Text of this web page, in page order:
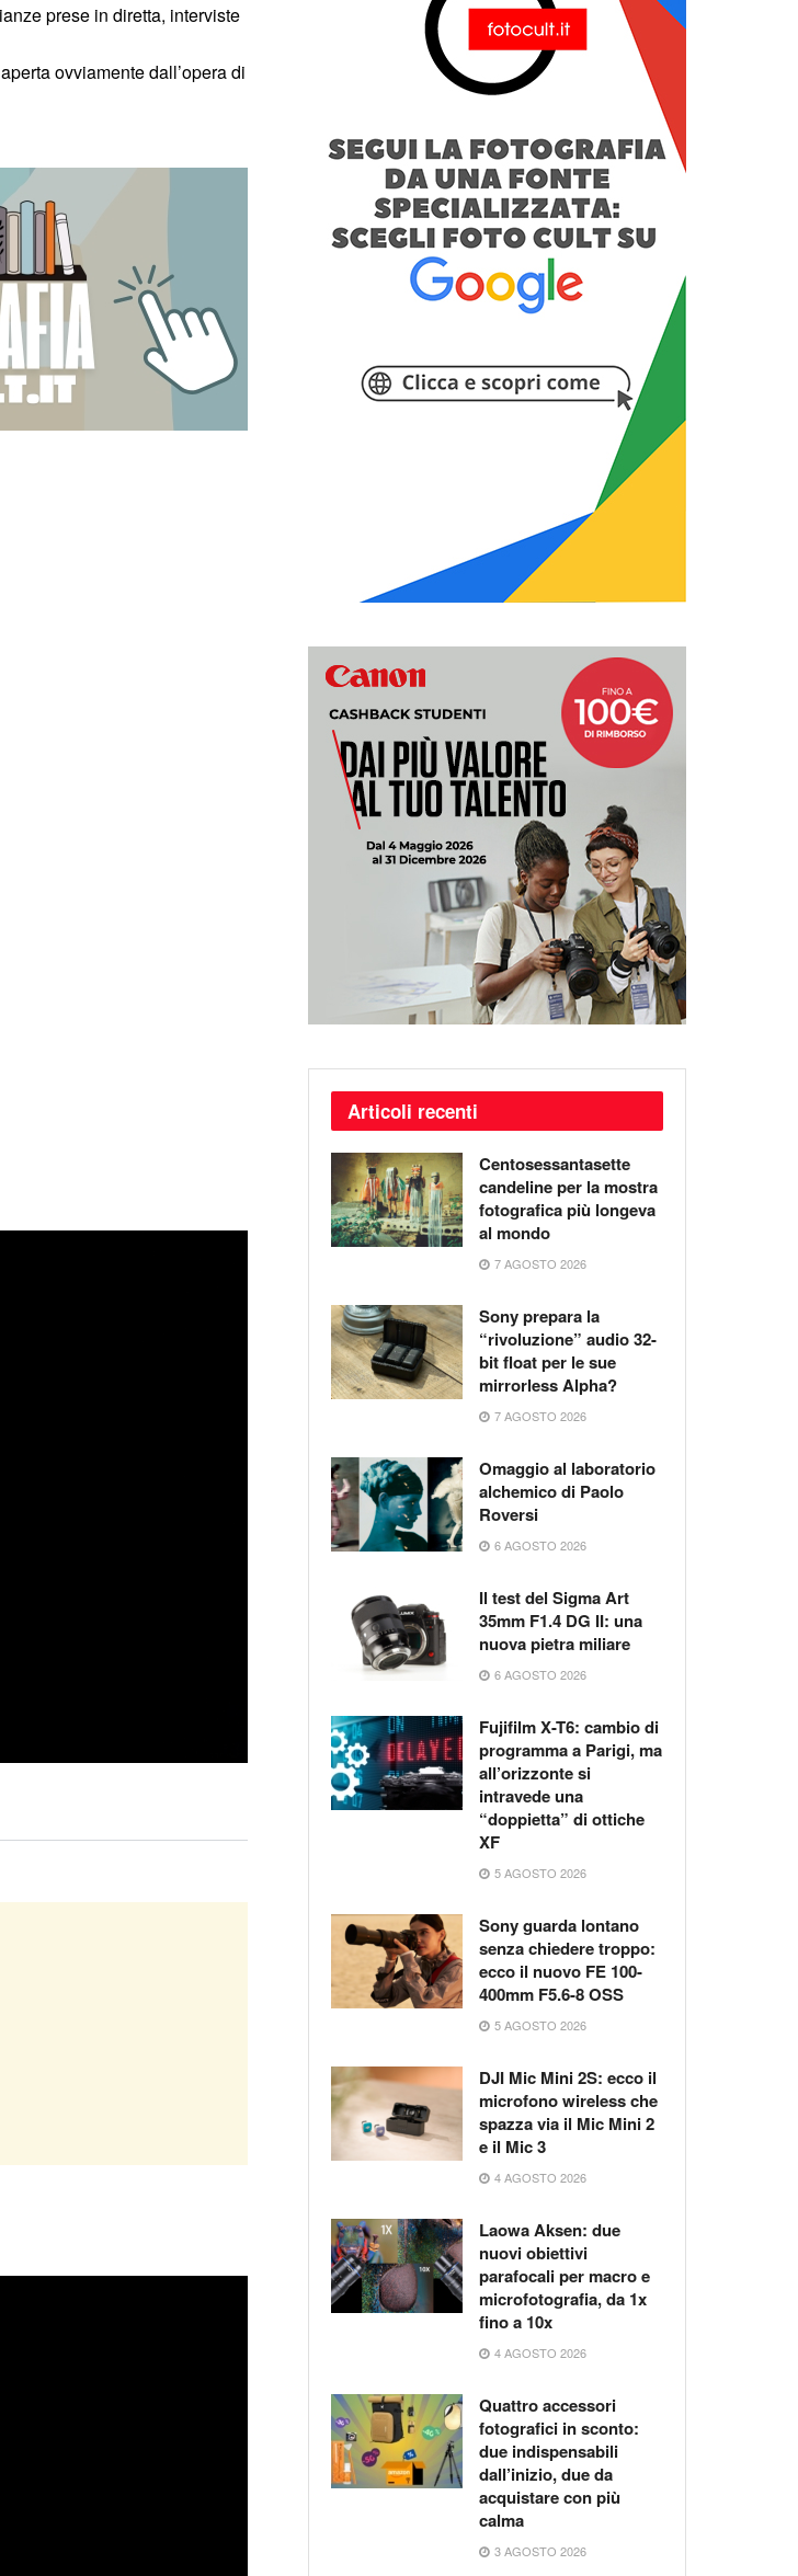
prese in diretta, interviste
ovviamente dall’opera di
Articoli recenti
Centosessantasette
candeline per la mostra
fotografica più longeva
al mondo
7 AGOSTO 2026
Sony prepara la
“rivoluzione” audio 32-
bit float per le sue
mirrorless Alpha?
7 AGOSTO 2026
Omaggio al laboratorio
alchemico di Paolo
Roversi
6 AGOSTO 2026
Il test del Sigma Art
35mm F1.4 DG II: una
nuova pietra miliare
6 AGOSTO 2026
Fujifilm X-T6: cambio di
programma a Parigi, ma
all’orizzonte si
intravede una
“doppietta” di ottiche
XF
5 AGOSTO 2026
Sony guarda lontano
senza chiedere troppo:
ecco il nuovo FE 100-
400mm F5.6-8 OSS
5 AGOSTO 2026
DJI Mic Mini 2S: ecco il
microfono wireless che
spazza via il Mic Mini 2
e il Mic 3
4 AGOSTO 2026
Laowa Aksen: due
nuovi obiettivi
parafocali per macro e
microfotografia, da 1x
fino a 10x
4 AGOSTO 2026
Quattro accessori
fotografici in sconto:
due indispensabili
dall’inizio, due da
acquistare con più
calma
3 AGOSTO 2026